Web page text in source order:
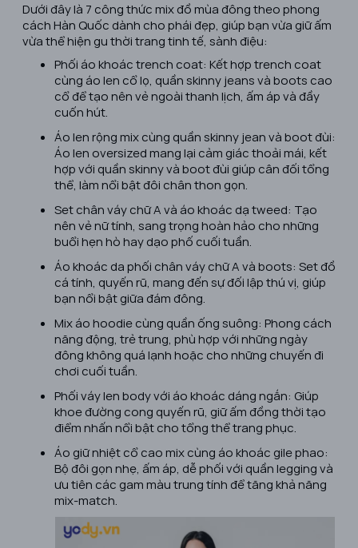
Dưới đây là 7 công thức mix đồ mùa đông theo phong
cách Hàn Quốc dành cho phái đẹp, giúp bạn vừa giữ ấm
vừa thể hiện gu thời trang tinh tế, sành điệu:
Phối áo khoác trench coat: Kết hợp trench coat
cùng áo len cổ lọ, quần skinny jeans và boots cao
cổ để tạo nên vẻ ngoài thanh lịch, ấm áp và đầy
cuốn hút.
Áo len rộng mix cùng quần skinny jean và boot đùi:
Áo len oversized mang lại cảm giác thoải mái, kết
hợp với quần skinny và boot đùi giúp cân đối tổng
thể, làm nổi bật đôi chân thon gọn.
Set chân váy chữ A và áo khoác dạ tweed: Tạo
nên vẻ nữ tính, sang trọng hoàn hảo cho những
buổi hẹn hò hay dạo phố cuối tuần.
Áo khoác da phối chân váy chữ A và boots: Set đồ
cá tính, quyến rũ, mang đến sự đối lập thú vị, giúp
bạn nổi bật giữa đám đông.
Mix áo hoodie cùng quần ống suông: Phong cách
năng động, trẻ trung, phù hợp với những ngày
đông không quá lạnh hoặc cho những chuyến đi
chơi cuối tuần.
Phối váy len body với áo khoác dáng ngắn: Giúp
khoe đường cong quyến rũ, giữ ấm đồng thời tạo
điểm nhấn nổi bật cho tổng thể trang phục.
Áo giữ nhiệt cổ cao mix cùng áo khoác gile phao:
Bộ đôi gọn nhẹ, ấm áp, dễ phối với quần legging và
ưu tiên các gam màu trung tính để tăng khả năng
mix-match.